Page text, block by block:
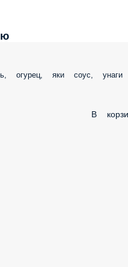
огурец, яки соус, унаги
В